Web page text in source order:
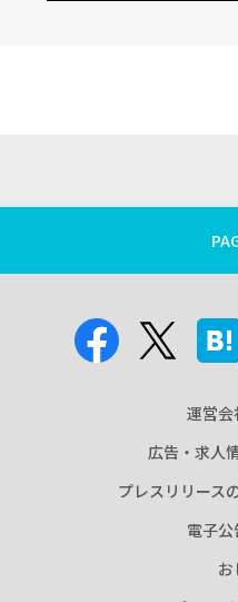
運営会
広告・求人
プレスリリース
電子
お